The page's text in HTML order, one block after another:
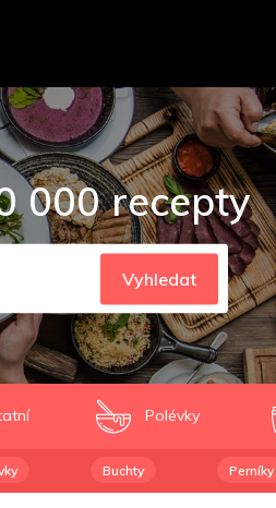
000 recepty
Vyhledat
Polévky
Buchty Perníky